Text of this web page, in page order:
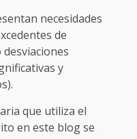
necesidades
de
y
que utiliza el
en este blog se